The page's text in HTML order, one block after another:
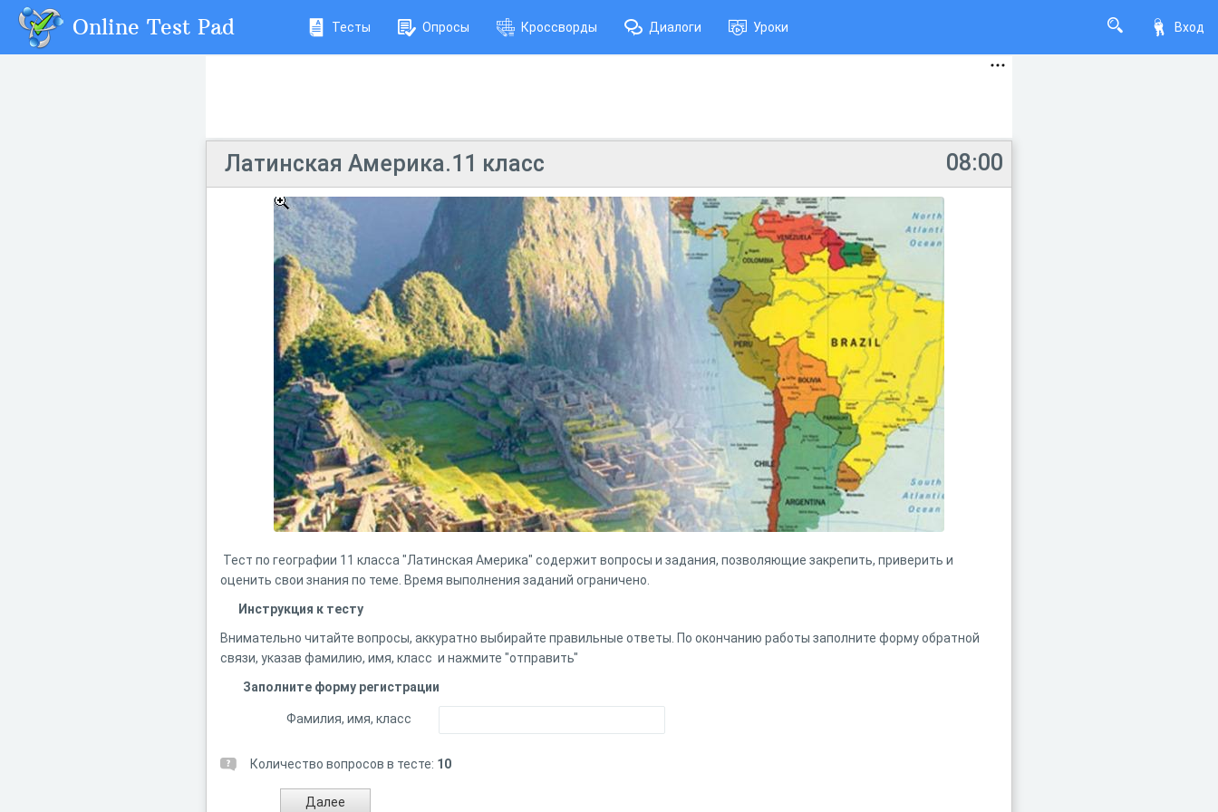
Вход
Online Test Pad Тесты Опросы Кроссворды Диалоги Уроки
08:00
Латинская Америка.11 класс
Тест по географии 11 класса "Латинская Америка" содержит вопросы и задания, позволяющие закрепить, приверить и
оценить свои знания по теме. Время выполнения заданий ограничено.
Инструкция к тесту
Внимательно читайте вопросы, аккуратно выбирайте правильные ответы. По окончанию работы заполните форму обратной
связи, указав фамилию, имя, класс и нажмите "отправить"
Заполните форму регистрации
Фамилия, имя, класс
Количество вопросов в тесте: 10